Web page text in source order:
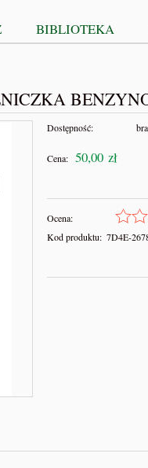
BIBLIOTEKA
Dostępność:
Cena: 50,00 zł
Ocena:
Kod produktu: 7D4E-